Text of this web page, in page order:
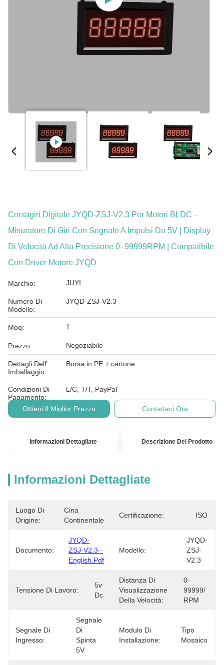
Contagiri Digitale JYQD-ZSJ-V2.3 Per Motori BLDC –
Misuratore Di Giri Con Segnale A Impulsi Da 5V | Display
Di Velocità Ad Alta Precisione 0–99999RPM | Compatibile
Con Driver Motore JYQD
Marchio: JUYI
Numero Di
Modello:
JYQD-ZSJ-V2.3
Moq: 1
Prezzo: Negoziabile
Dettagli Dell'
Imballaggio:
Borsa in PE + cartone
Condizioni Di
Pagamento:
L/C, T/T, PayPal
Ottieni Il Miglior Prezzo Contattaci Ora
Informazioni Dettagliate Descrizione Del Prodotto
Informazioni Dettagliate
Luogo Di
Origine:
Cina
Continentale
Certificazione: ISO
Documento:
JYQD-
ZSJ-V2.3--
English.pdf
Modello:
JYQD-
ZSJ-
V2.3
Tensione Di Lavoro:
5v
Dc
Distanza Di
Visualizzazione
Della Velocità:
0-
99999/
RPM
Segnale Di
Ingresso:
Segnale
Di
Spinta
5V
Modulo Di
Installazione:
Tipo
Mosaico